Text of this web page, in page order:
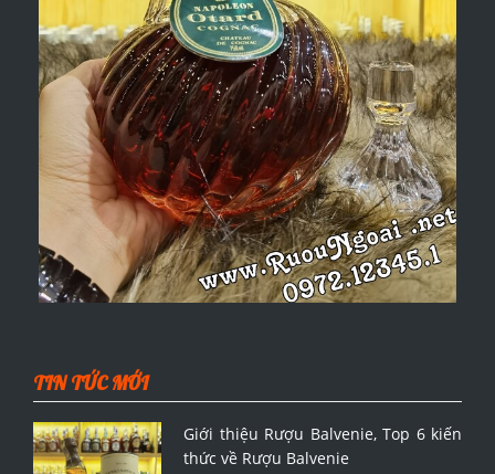
TIN TỨC MỚI
Giới thiệu Rượu Balvenie, Top 6 kiến
thức về Rượu Balvenie